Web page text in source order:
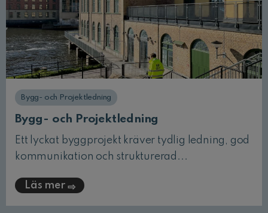
Bygg- och Projektledning
Bygg- och Projektledning
Ett lyckat byggprojekt kräver tydlig ledning, god
kommunikation och strukturerad...
Läs mer